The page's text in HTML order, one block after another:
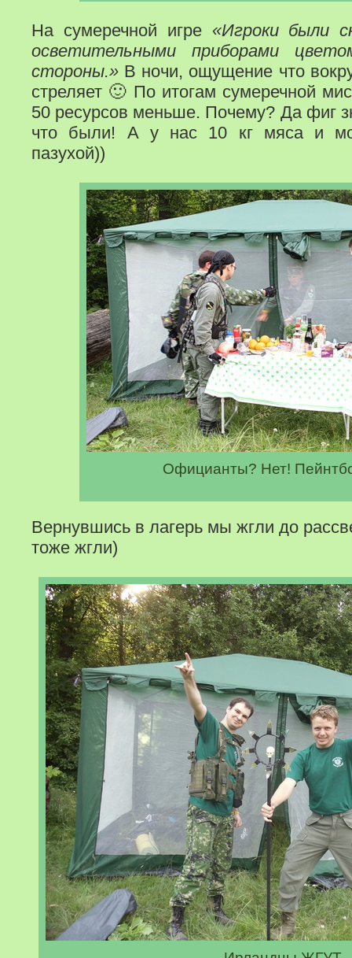
На сумеречной игре «Игроки были
осветительными приборами
стороны.» В ночи, ощущение что
стреляет 🙂 По итогам сумеречной
50 ресурсов меньше. Почему? Да фиг
что были! А у нас 10 кг мяса и
пазухой))
Официанты? Нет!
Вернувшись в лагерь мы жгли до
тоже жгли)